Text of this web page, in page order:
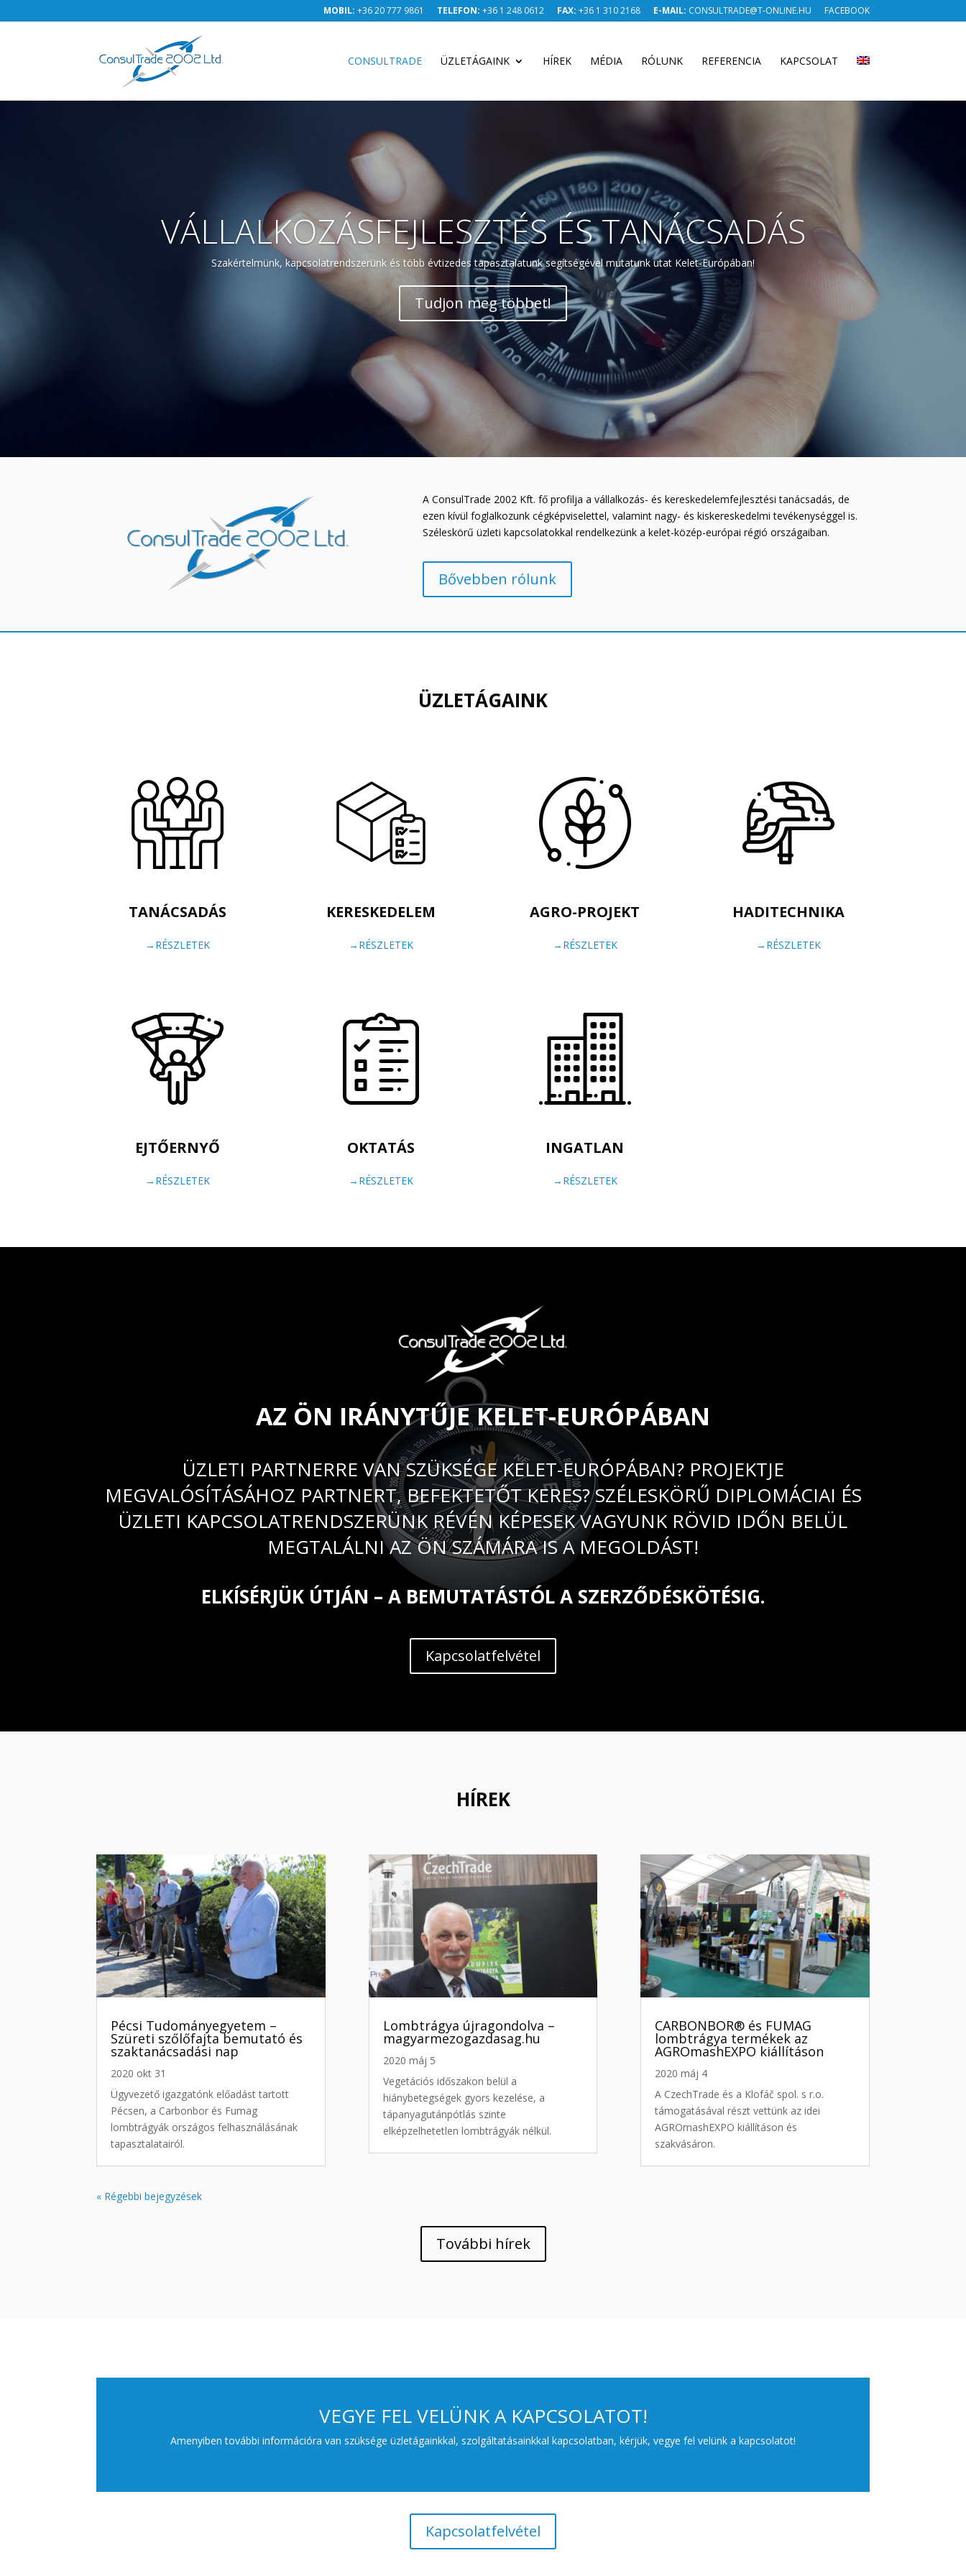
MOBIL: +36 20 777 9861 TELEFON: +36 1 248 0612 FAX: +36 1 310 2168 E-MAIL: CONSULTRADE@T-ONLINE.HU FACEBOOK
CONSULTRADE ÜZLETÁGAINK HÍREK MÉDIA RÓLUNK REFERENCIA KAPCSOLAT
VÁLLALKOZÁSFEJLESZTÉS ÉS TANÁCSADÁS
Szakértelmünk, kapcsolatrendszerünk és több évtizedes tapasztalatunk segítségével mutatunk utat Kelet-Európában!
Tudjon meg többet!
A ConsulTrade 2002 Kft. fő profilja a vállalkozás- és kereskedelemfejlesztési tanácsadás, de
ezen kívül foglalkozunk cégképviselettel, valamint nagy- és kiskereskedelmi tevékenységgel is.
Széleskörű üzleti kapcsolatokkal rendelkezünk a kelet-közép-európai régió országaiban.
Bővebben rólunk
ÜZLETÁGAINK
TANÁCSADÁS
→RÉSZLETEK
KERESKEDELEM
→RÉSZLETEK
AGRO-PROJEKT
→RÉSZLETEK
HADITECHNIKA
→RÉSZLETEK
EJTŐERNYŐ
→RÉSZLETEK
OKTATÁS
→RÉSZLETEK
INGATLAN
→RÉSZLETEK
AZ ÖN IRÁNYTŰJE KELET-EURÓPÁBAN
ÜZLETI PARTNERRE VAN SZÜKSÉGE KELET-EURÓPÁBAN? PROJEKTJE
MEGVALÓSÍTÁSÁHOZ PARTNERT, BEFEKTETŐT KERES? SZÉLESKÖRŰ DIPLOMÁCIAI ÉS
ÜZLETI KAPCSOLATRENDSZERÜNK RÉVÉN KÉPESEK VAGYUNK RÖVID IDŐN BELÜL
MEGTALÁLNI AZ ÖN SZÁMÁRA IS A MEGOLDÁST!
ELKÍSÉRJÜK ÚTJÁN – A BEMUTATÁSTÓL A SZERZŐDÉSKÖTÉSIG.
Kapcsolatfelvétel
HÍREK
Pécsi Tudományegyetem –
Szüreti szőlőfajta bemutató és
szaktanácsadási nap
2020 okt 31
Ügyvezető igazgatónk előadást tartott
Pécsen, a Carbonbor és Fumag
lombtrágyák országos felhasználásának
tapasztalatairól.
Lombtrágya újragondolva –
magyarmezogazdasag.hu
2020 máj 5
Vegetációs időszakon belül a
hiánybetegségek gyors kezelése, a
tápanyagutánpótlás szinte
elképzelhetetlen lombtrágyák nélkül.
CARBONBOR® és FUMAG
lombtrágya termékek az
AGROmashEXPO kiállításon
2020 máj 4
A CzechTrade és a Klofáč spol. s r.o.
támogatásával részt vettünk az idei
AGROmashEXPO kiállításon és
szakvásáron.
« Régebbi bejegyzések
További hírek
VEGYE FEL VELÜNK A KAPCSOLATOT!
Amenyiben további információra van szüksége üzletágainkkal, szolgáltatásainkkal kapcsolatban, kérjük, vegye fel velünk a kapcsolatot!
Kapcsolatfelvétel